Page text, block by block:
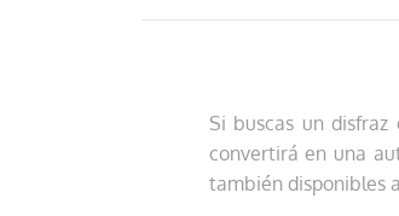
Si buscas un
convertirá en una
también disponibles